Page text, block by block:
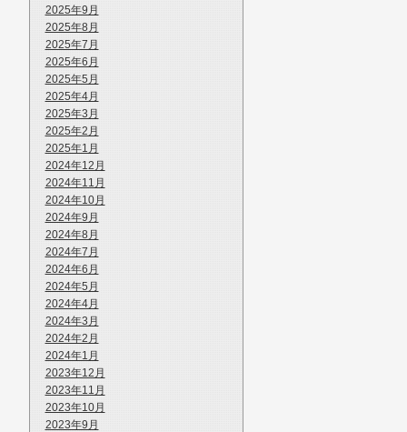
2025年9月
2025年8月
2025年7月
2025年6月
2025年5月
2025年4月
2025年3月
2025年2月
2025年1月
2024年12月
2024年11月
2024年10月
2024年9月
2024年8月
2024年7月
2024年6月
2024年5月
2024年4月
2024年3月
2024年2月
2024年1月
2023年12月
2023年11月
2023年10月
2023年9月